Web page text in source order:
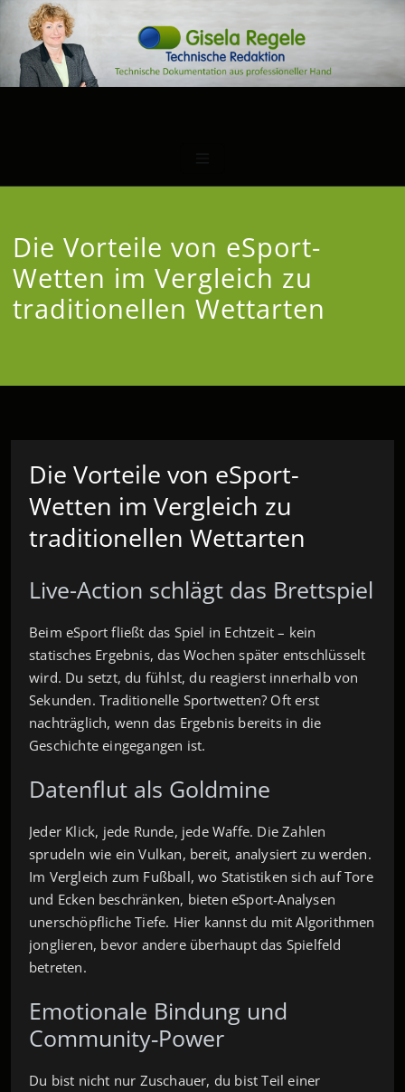
Die Vorteile von eSport-
Wetten im Vergleich zu
traditionellen Wettarten
Die Vorteile von eSport-
Wetten im Vergleich zu
traditionellen Wettarten
Live-Action schlägt das Brettspiel
Beim eSport fließt das Spiel in Echtzeit – kein
statisches Ergebnis, das Wochen später entschlüsselt
wird. Du setzt, du fühlst, du reagierst innerhalb von
Sekunden. Traditionelle Sportwetten? Oft erst
nachträglich, wenn das Ergebnis bereits in die
Geschichte eingegangen ist.
Datenflut als Goldmine
Jeder Klick, jede Runde, jede Waffe. Die Zahlen
sprudeln wie ein Vulkan, bereit, analysiert zu werden.
Im Vergleich zum Fußball, wo Statistiken sich auf Tore
und Ecken beschränken, bieten eSport-Analysen
unerschöpfliche Tiefe. Hier kannst du mit Algorithmen
jonglieren, bevor andere überhaupt das Spielfeld
betreten.
Emotionale Bindung und
Community‑Power
Du bist nicht nur Zuschauer, du bist Teil einer